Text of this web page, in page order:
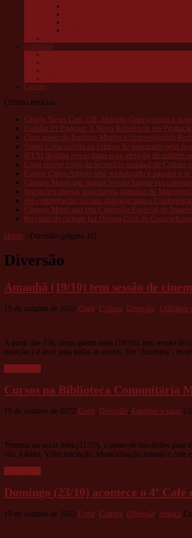
Utilidades
Contato
Últimas notícias
Granja News Cast 138: Marcelo Guerra conta a
Estúdio 21 Podcast: A Nova Referência em
Com apoio do Instituto Motiva e concessionária
Smart Cotia auxilia na captura de procurado pela
IPEM divulga novas datas para aferição de radares
Cotia recebe visita da secretária estadual de Cultura
Parque Chico Anysio será revitalizado e passará a
Câmara Municipal realiza Sessão Solene em
Inscrições abertas para cursos gratuitos de
Pré-conferências iniciam diálogos para a
Câmara Municipal cria Comissão Especial de
Previsão de ciclone faz Defesa Civil de Cotia
Home / Diversão (página 32)
Diversão
Amanhã (19/10) tem sessão de
19 de outubro de 2022 Cotia, Cultura, Diversão, Utilidade
A partir das 15h, desta quarta-feira (19/10), tem sessão
duração e é livre para todas as idades. Em ‘Zootopia’,
Cursos na Biblioteca Comunitária
19 de outubro de 2022 Cotia, Diversão, Esportes e lazer
Termina na sexta-feira (21/10), o prazo de inscrições
são: Aikido, Vôlei iniciação, Musicalização infantil e Arte
Domingo (23/10) acontece o 4º
19 de outubro de 2022 Cotia, Cultura, Diversão, música